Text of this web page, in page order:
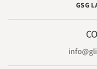
GSG